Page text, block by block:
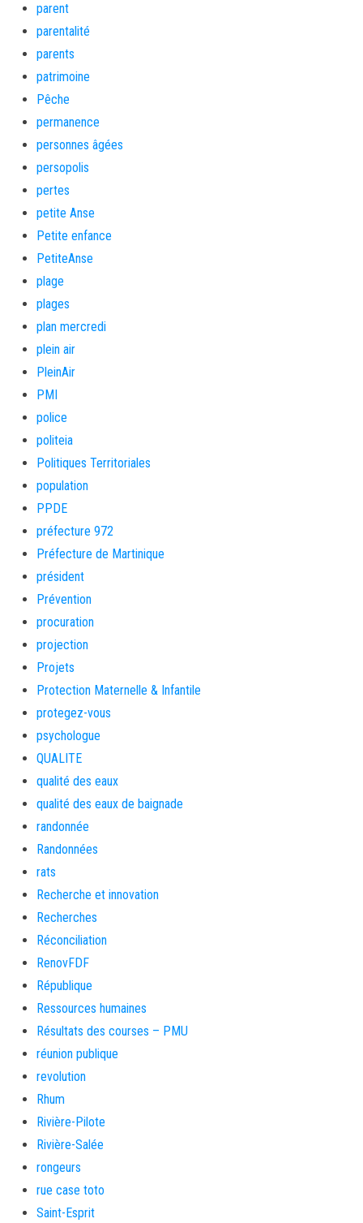
parent
parentalité
parents
patrimoine
Pêche
permanence
personnes âgées
persopolis
pertes
petite Anse
Petite enfance
PetiteAnse
plage
plages
plan mercredi
plein air
PleinAir
PMI
police
politeia
Politiques Territoriales
population
PPDE
préfecture 972
Préfecture de Martinique
président
Prévention
procuration
projection
Projets
Protection Maternelle & Infantile
protegez-vous
psychologue
QUALITE
qualité des eaux
qualité des eaux de baignade
randonnée
Randonnées
rats
Recherche et innovation
Recherches
Réconciliation
RenovFDF
République
Ressources humaines
Résultats des courses – PMU
réunion publique
revolution
Rhum
Rivière-Pilote
Rivière-Salée
rongeurs
rue case toto
Saint-Esprit